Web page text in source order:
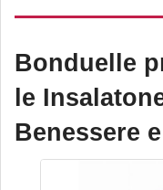
concept: la
Pro e la gamma
cui ha parlato
ai n
Bonduelle
le
Benessere
Pastallegre